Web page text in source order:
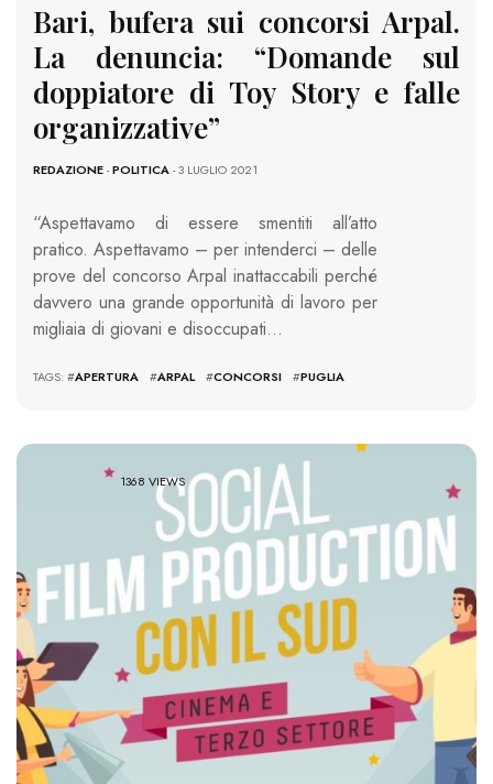
Bari, bufera sui concorsi Arpal.
La denuncia: “Domande sul
doppiatore di Toy Story e falle
organizzative”
REDAZIONE-POLITICA- 3 LUGLIO 2021
“Aspettavamo di essere smentiti all’atto
pratico. Aspettavamo – per intenderci – delle
prove del concorso Arpal inattaccabili perché
davvero una grande opportunità di lavoro per
migliaia di giovani e disoccupati…
TAGS: #APERTURA #ARPAL #CONCORSI #PUGLIA
1368 VIEWS